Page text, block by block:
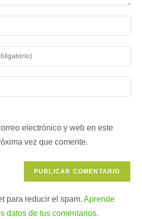
electrónico y web en este
vez que comente.
para reducir el spam.Aprende
datos de tus comentarios.